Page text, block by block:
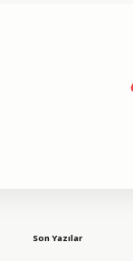
Son Yazılar